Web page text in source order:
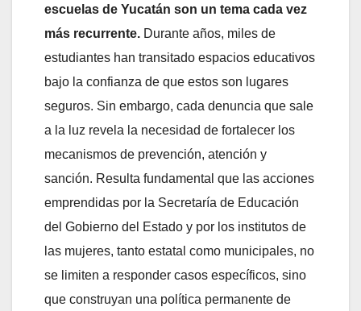
escuelas de Yucatán son un tema cada vez
más recurrente. Durante años, miles de
estudiantes han transitado espacios educativos
bajo la confianza de que estos son lugares
seguros. Sin embargo, cada denuncia que sale
a la luz revela la necesidad de fortalecer los
mecanismos de prevención, atención y
sanción. Resulta fundamental que las acciones
emprendidas por la Secretaría de Educación
del Gobierno del Estado y por los institutos de
las mujeres, tanto estatal como municipales, no
se limiten a responder casos específicos, sino
que construyan una política permanente de